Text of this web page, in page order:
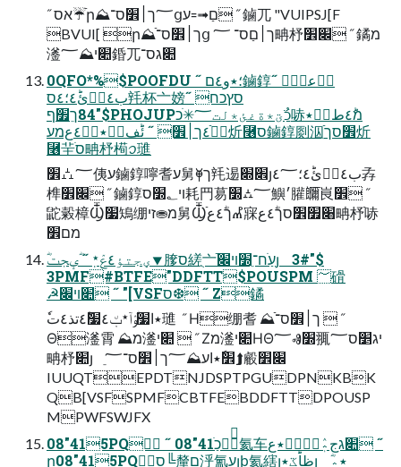
˝ אס☔ֿր⛰؅ך׀׾ס־ցע꞊➟םַ ˝ 鏀⺎ "VUIPSJ[F
BVUI[ ր⛰ֿך׀׾ס־ց ך׀םַס־ ؅畘杼׌׾ ˝ 鐍מ
㵚׊י⛰؅錉⺎׊גס־
0QFO*%$POOFDU ˝ ؛٭و٤ם鏀錞وٞعؤٜ ˝
ب٤ءٜئؕ٤؛٤ס㲔杯亠嫎סץכח ˝
"84ךֵ׿ף$PHOJUPכַֹُؾ٭ةغئ٭لت؅✳ֹכ哧מؕ٤طءٝ٭
ب٘٤ֿך׀׾ ˝ ئؕف٭ؙ٭ةؘ٤عמע炘⿦ס鏀錞㓹泅ֵֿ׾סך炘
⿦⺸ׄס畘杼槆ꪫ璡
؅⛼׾侇ע鏀錞嚀耆ע舅⯥ך㲔逷׎׍յب٤ءٜئؕ٤؛٤؅孨
榫׌׾ ˝ 鏀錞ױ؂׽ס耗䍏䓪؅⛼׽鱮׳䑏鿥ֿ峎׾ ˝
鼧糓樟Ⳃ׷鴙绷מ⛂זי舅Ⳃךؓ؜ؗ٤عֿⰌ㝥׈׿׾סךؓ؜ؗ٤ع畘杼ֿ哧
מם׾
3PMF#BTFE"DDFTT$POUSPM ؅磆
☭׊ױ׌ ˝ "[VSFס❆ ˝ Ζ鐍
Θ㵚霄 ⛰מ㵚׊י  ˝ Ζמ㵚׊יΗΘ؅Ⱏ׽䎎יג׵ס؅
畘杼׊յ ֵ׾ٗ٭اע⛰؅ך׀׾ס־؅⮭㲊׌׾
IUUQTEPDTNJDSPTPGUDPNKBK
QB[VSFSPMFCBTFEBDDFTTDPOUSP
MPWFSWJFX
08"415PQ ˝ 08"41כַֹ㍚⛮ֿ氦车׊גج؞ٖٛطَؔٝ٭ع ˝
ր08"415PQס╚釐ם泘氳עյꝧ氦縖յظاؕػ٭յ ؓ٭؞